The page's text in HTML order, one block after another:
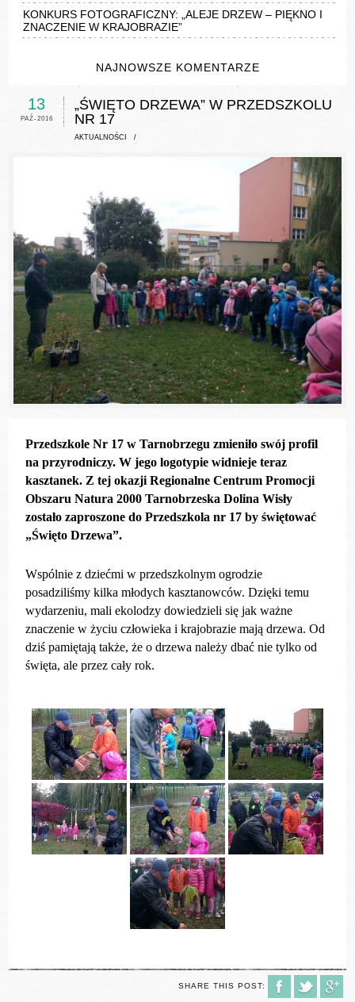
KONKURS FOTOGRAFICZNY: „ALEJE DRZEW – PIĘKNO I
ZNACZENIE W KRAJOBRAZIE”
NAJNOWSZE KOMENTARZE
13
PAŹ-2016
„ŚWIĘTO DRZEWA” W PRZEDSZKOLU
NR 17
AKTUALNOŚCI /
Przedszkole Nr 17 w Tarnobrzegu zmieniło swój profil
na przyrodniczy. W jego logotypie widnieje teraz
kasztanek. Z tej okazji Regionalne Centrum Promocji
Obszaru Natura 2000 Tarnobrzeska Dolina Wisły
zostało zaproszone do Przedszkola nr 17 by świętować
„Święto Drzewa”.
Wspólnie z dziećmi w przedszkolnym ogrodzie
posadziliśmy kilka młodych kasztanowców. Dzięki temu
wydarzeniu, mali ekolodzy dowiedzieli się jak ważne
znaczenie w życiu człowieka i krajobrazie mają drzewa. Od
dziś pamiętają także, że o drzewa należy dbać nie tylko od
święta, ale przez cały rok.
SHARE THIS POST: